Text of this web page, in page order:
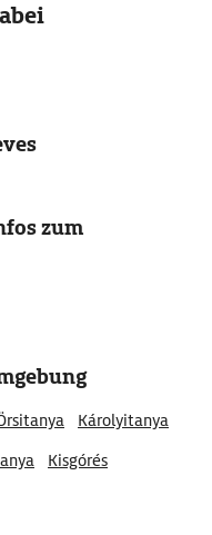
zum
Károlyitanya
Kisgórés